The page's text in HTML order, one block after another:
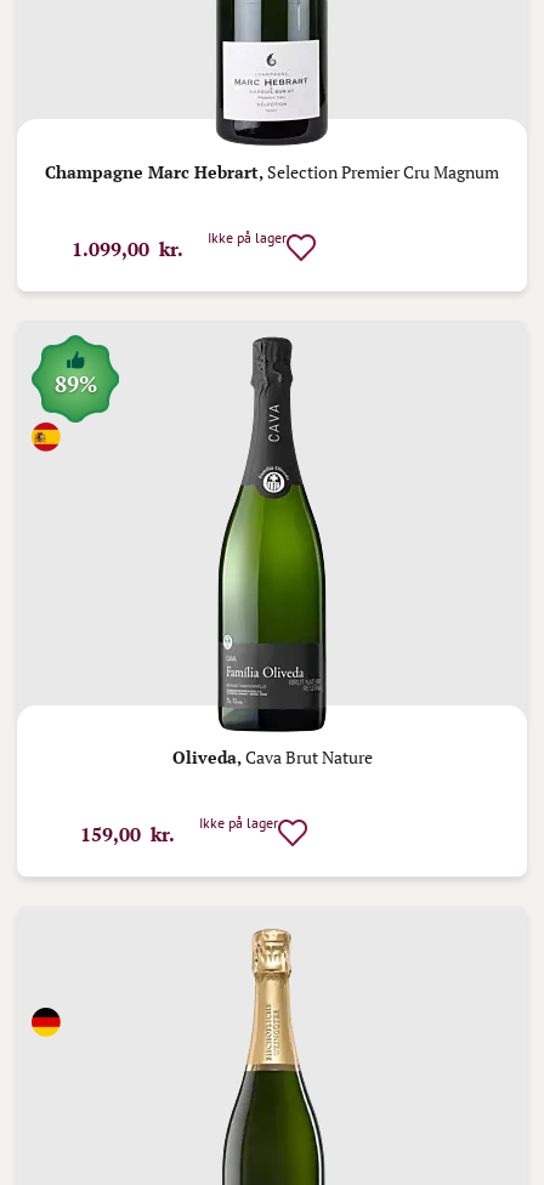
Champagne Marc Hebrart, Selection Premier Cru Magnum
1.099,00 kr. Ikke på lager
89%
Oliveda,Cava Brut Nature
159,00 kr. Ikke på lager